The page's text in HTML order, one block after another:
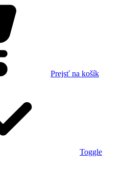
Prejsť na košík
Toggle